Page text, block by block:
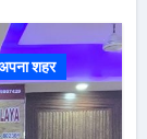
शहर